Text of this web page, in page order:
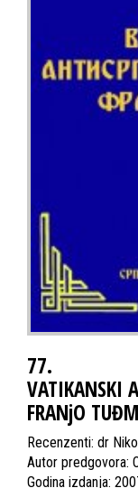
77.
VATIKANSKI
FRANjO
Recenzenti: dr
Autor predgovora:
Godina izdanja: